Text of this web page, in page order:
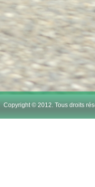
Copyright © 2012. Tous droits